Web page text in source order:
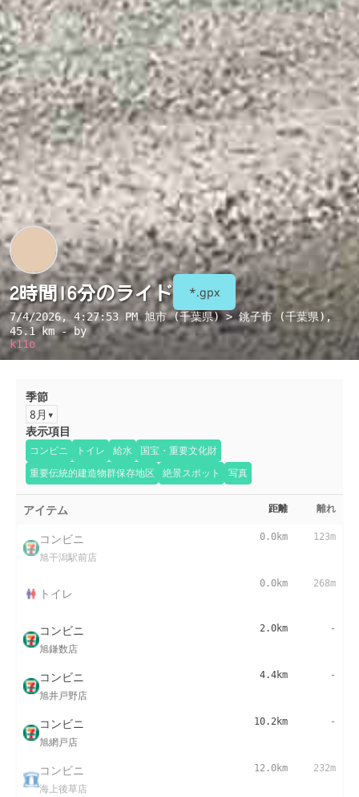
2時間16分のライド *.gpx
7/4/2026, 4:27:53 PM旭市 (千葉県) > 銚子市 (千葉県) ,
45.1 km - by
k11o
季節
8月
表示項目
コンビニ トイレ 給水
国宝・重要文化財
重要伝統的建造物群保存地区
絶景スポット 写真
アイテム 距離 離れ
コンビニ
旭干潟駅前店
0.0km 123m
トイレ
0.0km 268m
コンビニ
旭鎌数店
2.0km -
コンビニ
旭井戸野店
4.4km -
コンビニ
旭網戸店
10.2km -
コンビニ
海上後草店
12.0km 232m